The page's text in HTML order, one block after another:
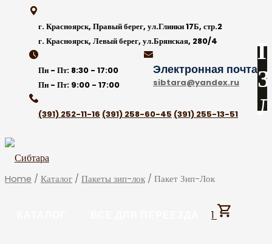
content
г. Красноярск, Правый берег, ул.Глинки 17Б, стр.2
г. Красноярск, Левый берег, ул.Брянская, 280/4
Пн - Пт: 8:30 - 17:00
Пн - Пт: 9:00 - 17:00
Электронная почта
sibtara@yandex.ru
(391) 252-11-16 (391) 258-60-45 (391) 255-13-51
1
Home / Каталог / Пакеты зип-лок / Пакет Зип-Лок